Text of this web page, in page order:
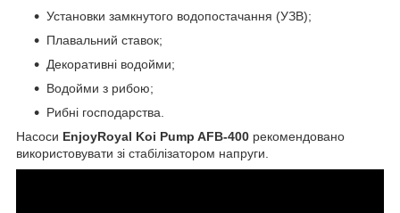
Установки замкнутого водопостачання (УЗВ);
Плавальний ставок;
Декоративні водойми;
Водойми з рибою;
Рибні господарства.
Насоси EnjoyRoyal Koi Pump AFB-400 рекомендовано
використовувати зі стабілізатором напруги.